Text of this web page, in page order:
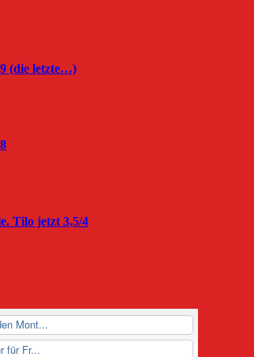
(die letzte…)
Tilo jetzt 3,5/4
Mont...
für Fr...